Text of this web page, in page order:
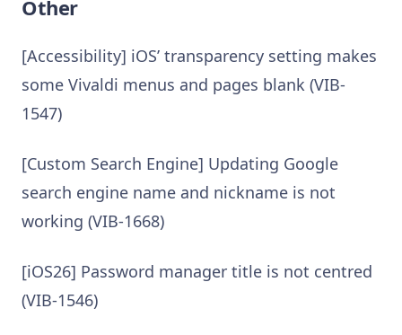
Other
[Accessibility] iOS’ transparency setting makes
some Vivaldi menus and pages blank (VIB-
1547)
[Custom Search Engine] Updating Google
search engine name and nickname is not
working (VIB-1668)
[iOS26] Password manager title is not centred
(VIB-1546)